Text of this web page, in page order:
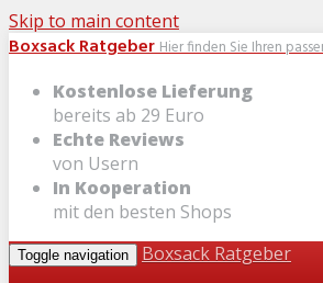
Skip to main content
Boxsack RatgeberHier finden Sie Ihren
Kostenlose Lieferung
bereits ab 29 Euro
Echte Reviews
von Usern
In Kooperation
mit den besten Shops
Toggle navigation
Boxsack Ratgeber